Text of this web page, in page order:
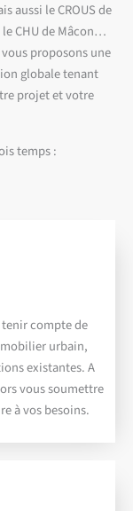
aussi le CROUS de
CHU de Mâcon…
proposons une
globale tenant
projet et votre
temps :
compte de
urbain,
existantes. A
vous soumettre
à vos besoins.